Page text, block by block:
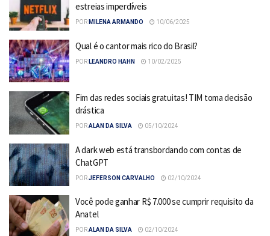
estreias imperdíveis
POR MILENA ARMANDO 10/06/2025
Qual é o cantor mais rico do Brasil?
POR LEANDRO HAHN 10/02/2025
Fim das redes sociais gratuitas! TIM toma decisão
drástica
PORALAN DA SILVA 05/10/2024
A dark web está transbordando com contas de
ChatGPT
PORJEFERSON CARVALHO 02/10/2024
Você pode ganhar R$ 7.000 se cumprir requisito da
Anatel
PORALAN DA SILVA 02/10/2024